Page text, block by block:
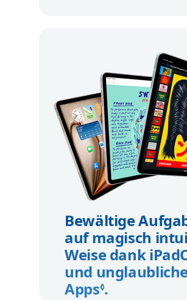
Bewältige
auf magisch
Weise dank
und
Apps◊.